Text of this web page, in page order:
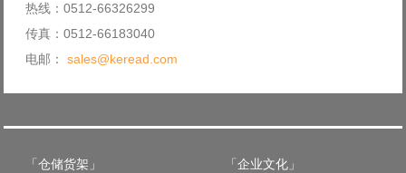
热线：0512-66326299
传真：0512-66183040
电邮： sales@keread.com
「仓储货架」 「企业文化」